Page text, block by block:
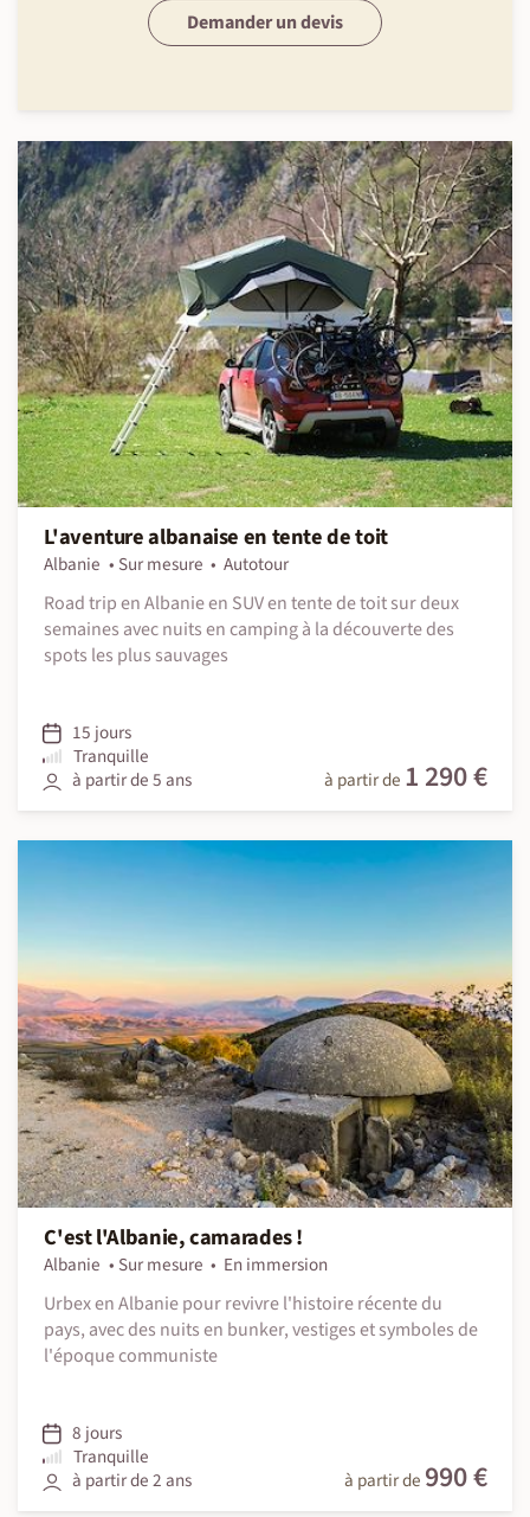
Demander un devis
L'aventure albanaise en tente de toit
Albanie Sur mesure
Autotour
Road trip en Albanie en SUV en tente de toit sur deux
semaines avec nuits en camping à la découverte des
spots les plus sauvages
15 jours
Tranquille
à partir de 5 ans
à partir de 1 290 €
C'est l'Albanie, camarades !
Albanie Sur mesure
En immersion
Urbex en Albanie pour revivre l'histoire récente du
pays, avec des nuits en bunker, vestiges et symboles de
l'époque communiste
8 jours
Tranquille
à partir de 2 ans
à partir de 990 €